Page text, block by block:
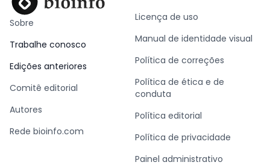
Sobre
Trabalhe conosco
Edições anteriores
Comitê editorial
Autores
Rede bioinfo.com
Licença de uso
Manual de identidade visual
Política de correções
Política de ética e de
conduta
Política editorial
Política de privacidade
Painel administrativo